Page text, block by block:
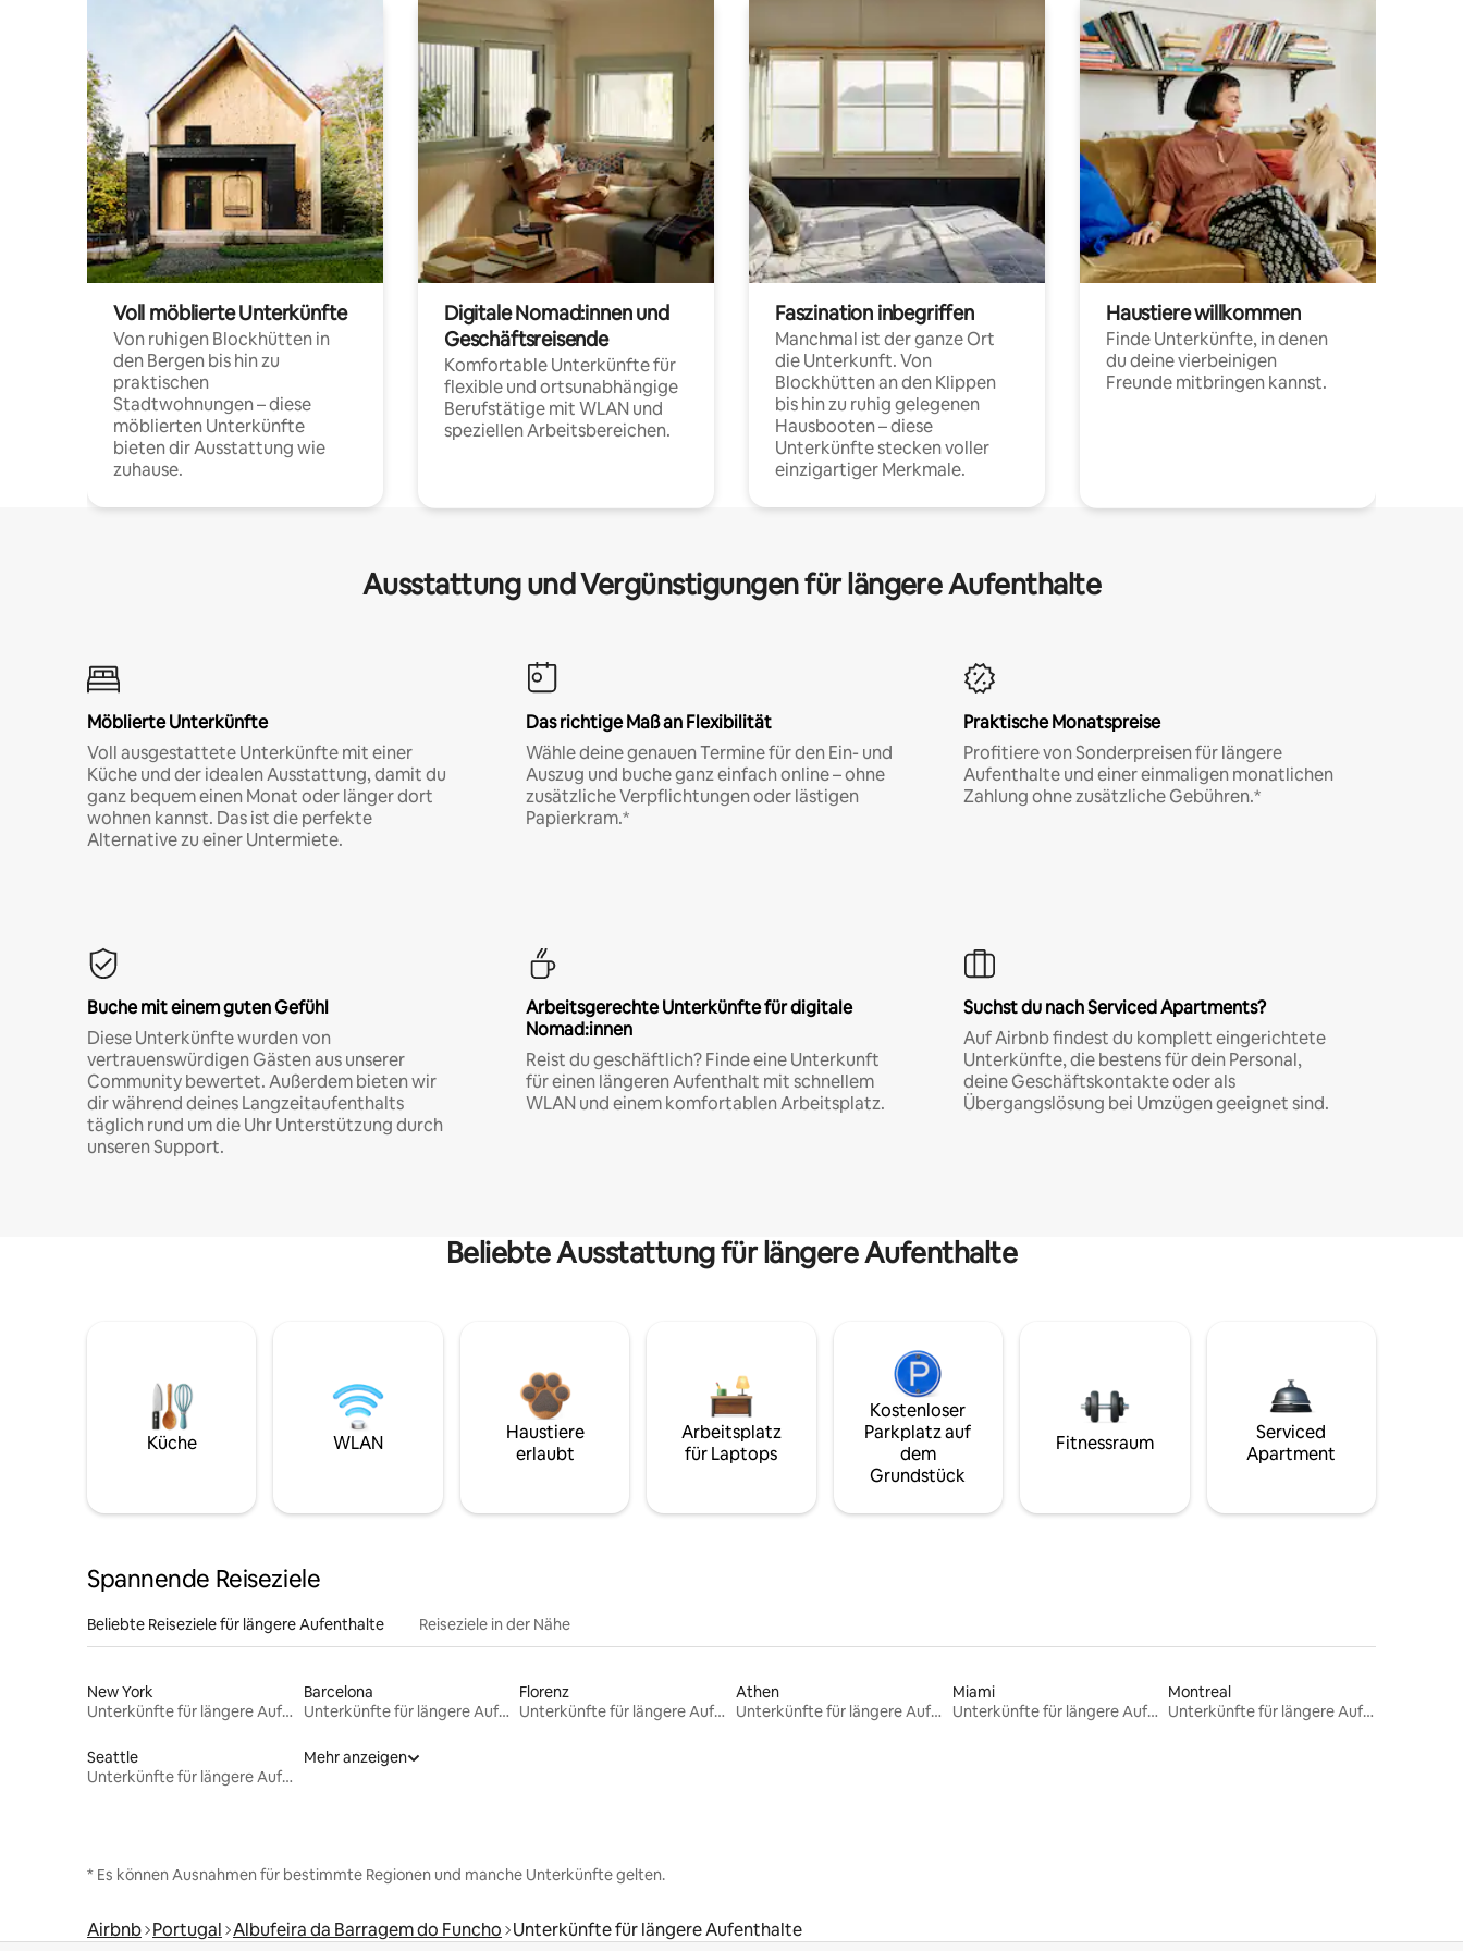
Voll möblierte Unterkünfte
Von ruhigen Blockhütten in
den Bergen bis hin zu
praktischen
Stadtwohnungen – diese
möblierten Unterkünfte
bieten dir Ausstattung wie
zuhause.
Digitale Nomad:innen und
Geschäftsreisende
Komfortable Unterkünfte für
flexible und ortsunabhängige
Berufstätige mit WLAN und
speziellen Arbeitsbereichen.
Faszination inbegriffen
Manchmal ist der ganze Ort
die Unterkunft. Von
Blockhütten an den Klippen
bis hin zu ruhig gelegenen
Hausbooten – diese
Unterkünfte stecken voller
einzigartiger Merkmale.
Haustiere willkommen
Finde Unterkünfte, in denen
du deine vierbeinigen
Freunde mitbringen kannst.
Ausstattung und Vergünstigungen für längere Aufenthalte
Möblierte Unterkünfte
Voll ausgestattete Unterkünfte mit einer
Küche und der idealen Ausstattung, damit du
ganz bequem einen Monat oder länger dort
wohnen kannst. Das ist die perfekte
Alternative zu einer Untermiete.
Das richtige Maß an Flexibilität
Wähle deine genauen Termine für den Ein- und
Auszug und buche ganz einfach online – ohne
zusätzliche Verpflichtungen oder lästigen
Papierkram.*
Praktische Monatspreise
Profitiere von Sonderpreisen für längere
Aufenthalte und einer einmaligen monatlichen
Zahlung ohne zusätzliche Gebühren.*
Buche mit einem guten Gefühl
Diese Unterkünfte wurden von
vertrauenswürdigen Gästen aus unserer
Community bewertet. Außerdem bieten wir
dir während deines Langzeitaufenthalts
täglich rund um die Uhr Unterstützung durch
unseren Support.
Arbeitsgerechte Unterkünfte für digitale
Nomad:innen
Reist du geschäftlich? Finde eine Unterkunft
für einen längeren Aufenthalt mit schnellem
WLAN und einem komfortablen Arbeitsplatz.
Suchst du nach Serviced Apartments?
Auf Airbnb findest du komplett eingerichtete
Unterkünfte, die bestens für dein Personal,
deine Geschäftskontakte oder als
Übergangslösung bei Umzügen geeignet sind.
Beliebte Ausstattung für längere Aufenthalte
Küche WLAN
Haustiere
erlaubt
Arbeitsplatz
für Laptops
Kostenloser
Parkplatz auf
dem
Grundstück
Fitnessraum
Serviced
Apartment
Spannende Reiseziele
Beliebte Reiseziele für längere Aufenthalte Reiseziele in der Nähe
New York
Unterkünfte für längere Aufenthalte
Barcelona
Unterkünfte für längere Aufenthalte
Florenz
Unterkünfte für längere Aufenthalte
Athen
Unterkünfte für längere Aufenthalte
Miami
Unterkünfte für längere Aufenthalte
Montreal
Unterkünfte für längere Aufenthalte
Seattle
Unterkünfte für längere Aufenthalte
Mehr anzeigen
* Es können Ausnahmen für bestimmte Regionen und manche Unterkünfte gelten.
Airbnb Portugal Albufeira da Barragem do Funcho Unterkünfte für längere Aufenthalte